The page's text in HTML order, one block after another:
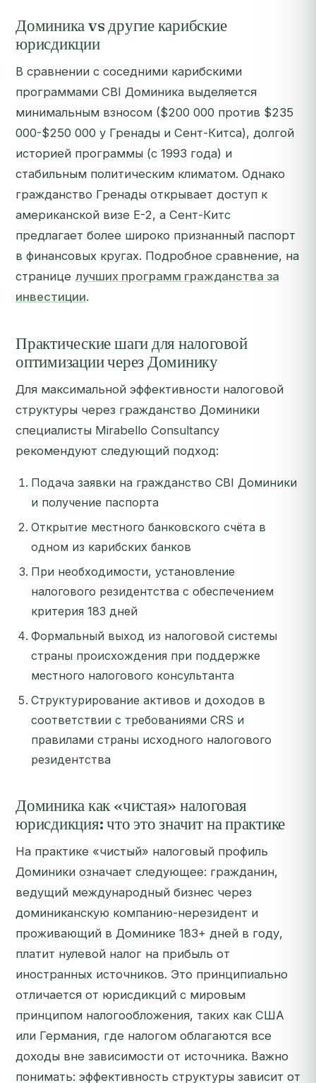
Доминика vs другие карибские
юрисдикции
В сравнении с соседними карибскими
программами CBI Доминика выделяется
минимальным взносом ($200 000 против $235
000-$250 000 у Гренады и Сент-Китса), долгой
историей программы (с 1993 года) и
стабильным политическим климатом. Однако
гражданство Гренады открывает доступ к
американской визе E-2, а Сент-Китс
предлагает более широко признанный паспорт
в финансовых кругах. Подробное сравнение, на
странице лучших программ гражданства за
инвестиции.
Практические шаги для налоговой
оптимизации через Доминику
Для максимальной эффективности налоговой
структуры через гражданство Доминики
специалисты Mirabello Consultancy
рекомендуют следующий подход:
Подача заявки на гражданство CBI Доминики
и получение паспорта
Открытие местного банковского счёта в
одном из карибских банков
При необходимости, установление
налогового резидентства с обеспечением
критерия 183 дней
Формальный выход из налоговой системы
страны происхождения при поддержке
местного налогового консультанта
Структурирование активов и доходов в
соответствии с требованиями CRS и
правилами страны исходного налогового
резидентства
Доминика как «чистая» налоговая
юрисдикция: что это значит на практике
На практике «чистый» налоговый профиль
Доминики означает следующее: гражданин,
ведущий международный бизнес через
доминиканскую компанию-нерезидент и
проживающий в Доминике 183+ дней в году,
платит нулевой налог на прибыль от
иностранных источников. Это принципиально
отличается от юрисдикций с мировым
принципом налогообложения, таких как США
или Германия, где налогом облагаются все
доходы вне зависимости от источника. Важно
понимать: эффективность структуры зависит от